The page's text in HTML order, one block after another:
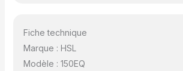
Fiche technique
Marque : HSL
Modèle : 150EQ